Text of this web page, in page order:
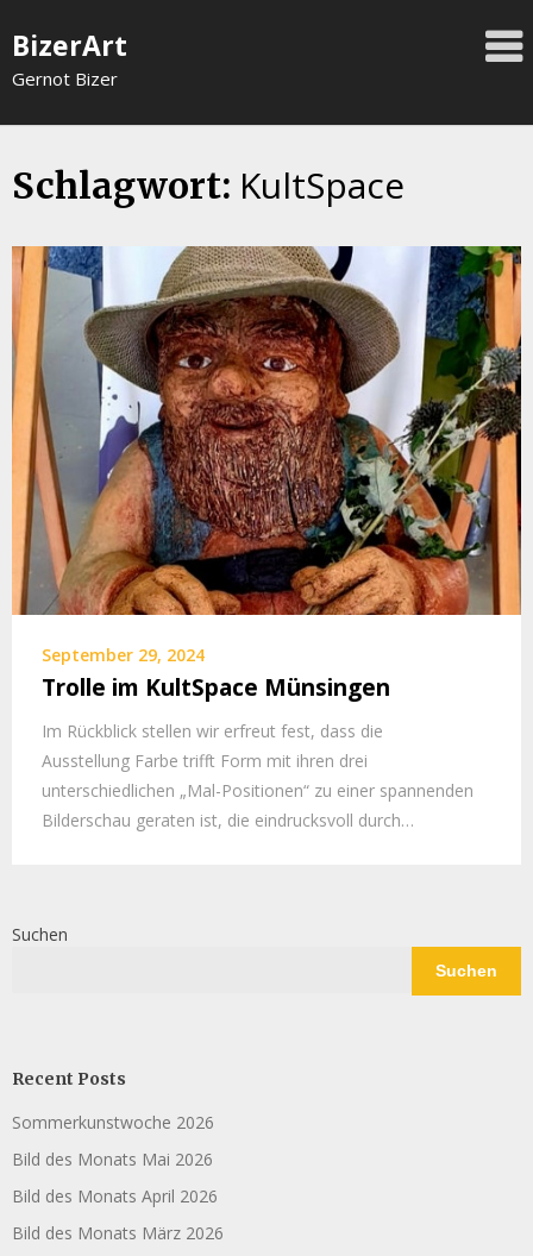
to
content
BizerArt
Gernot Bizer
Schlagwort: KultSpace
September 29, 2024
Trolle im KultSpace Münsingen
Im Rückblick stellen wir erfreut fest, dass die
Ausstellung Farbe trifft Form mit ihren drei
unterschiedlichen „Mal-Positionen“ zu einer spannenden
Bilderschau geraten ist, die eindrucksvoll durch…
Suchen
Suchen
Recent Posts
Sommerkunstwoche 2026
Bild des Monats Mai 2026
Bild des Monats April 2026
Bild des Monats März 2026